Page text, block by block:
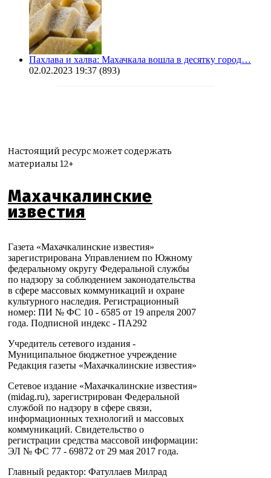
Пахлава и халва: Махачкала вошла в десятку город…
02.02.2023 19:37 (893)
Настоящий ресурс может содержать
материалы 12+
Махачкалинские
известия
Газета «Махачкалинские известия»
зарегистрирована Управлением по Южному
федеральному округу Федеральной службы
по надзору за соблюдением законодательства
в сфере массовых коммуникаций и охране
культурного наследия. Регистрационный
номер: ПИ № ФС 10 - 6585 от 19 апреля 2007
года. Подписной индекс - ПА292
Учредитель сетевого издания -
Муниципальное бюджетное учреждение
Редакция газеты «Махачкалинские известия»
Сетевое издание «Махачкалинские известия»
(midag.ru), зарегистрирован Федеральной
службой по надзору в сфере связи,
информационных технологий и массовых
коммуникаций. Свидетельство о
регистрации средства массовой информации:
ЭЛ № ФС 77 - 69872 от 29 мая 2017 года.
Главный редактор: Фатуллаев Милрад